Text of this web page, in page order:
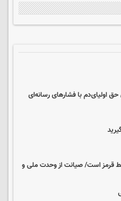
حق اولیای‌دم با فشارهای رسانه‌ای
قرمز است/ صیانت از وحدت ملی و